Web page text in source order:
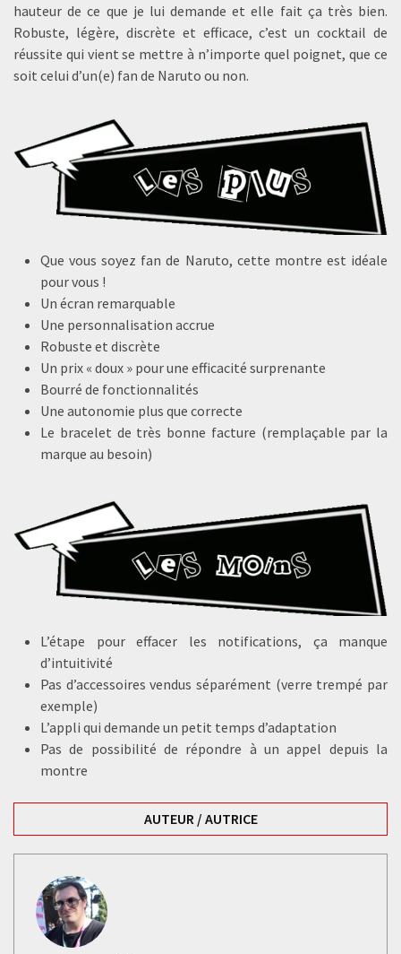
hauteur de ce que je lui demande et elle fait ça très bien.
Robuste, légère, discrète et efficace, c’est un cocktail de
réussite qui vient se mettre à n’importe quel poignet, que ce
soit celui d’un(e) fan de Naruto ou non.
Que vous soyez fan de Naruto, cette montre est idéale
pour vous !
Un écran remarquable
Une personnalisation accrue
Robuste et discrète
Un prix « doux » pour une efficacité surprenante
Bourré de fonctionnalités
Une autonomie plus que correcte
Le bracelet de très bonne facture (remplaçable par la
marque au besoin)
L’étape pour effacer les notifications, ça manque
d’intuitivité
Pas d’accessoires vendus séparément (verre trempé par
exemple)
L’appli qui demande un petit temps d’adaptation
Pas de possibilité de répondre à un appel depuis la
montre
AUTEUR / AUTRICE